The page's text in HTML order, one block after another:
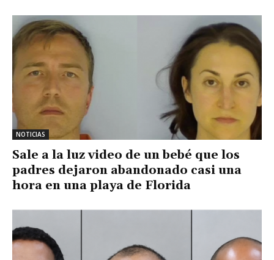
NOTICIAS
Sale a la luz video de un bebé que los
padres dejaron abandonado casi una
hora en una playa de Florida